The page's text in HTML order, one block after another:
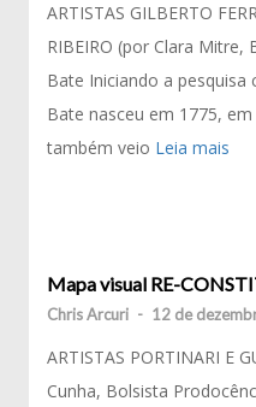
ARTISTAS GILBERTO
RIBEIRO (por Clara Mitre,
Bate Iniciando a pesquisa
Bate nasceu em 1775,
também veio Leia mais
Mapa visual RE-
Chris Arcuri - 12 de
ARTISTAS PORTINARI E
Cunha, Bolsista